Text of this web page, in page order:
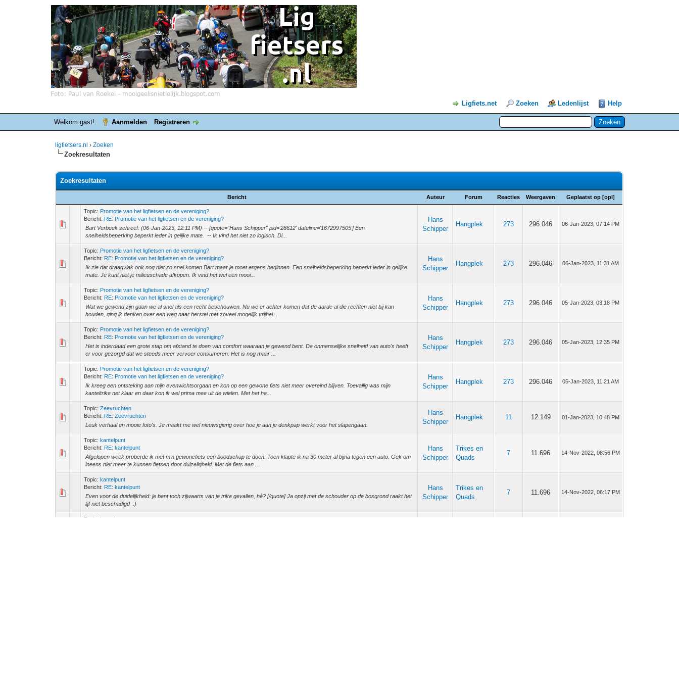
Ligfiets.net Zoeken Ledenlijst Help
Welkom gast! Aanmelden Registreren
ligfietsers.nl ›Zoeken
Zoekresultaten
Zoekresultaten
Bericht Auteur Forum Reacties Weergaven Geplaatst op [opl]
Topic: Promotie van het ligfietsen en de vereniging?
Bericht: RE: Promotie van het ligfietsen en de vereniging?
Bart Verbeek schreef: (06-Jan-2023, 12:11 PM) -- [quote="Hans Schipper" pid='28612' dateline='1672997505'] Een
snelheidsbeperking beperkt ieder in gelijke mate. -- Ik vind het niet zo logisch. Di...
Hans
Schipper
Hangplek 273 296.046 06-Jan-2023, 07:14 PM
Topic: Promotie van het ligfietsen en de vereniging?
Bericht: RE: Promotie van het ligfietsen en de vereniging?
Ik zie dat draagvlak ook nog niet zo snel komen Bart maar je moet ergens beginnen. Een snelheidsbeperking beperkt ieder in gelijke
mate. Je kunt niet je milieuschade afkopen. Ik vind het wel een mooi...
Hans
Schipper
Hangplek 273 296.046 06-Jan-2023, 11:31 AM
Topic: Promotie van het ligfietsen en de vereniging?
Bericht: RE: Promotie van het ligfietsen en de vereniging?
Wat we gewend zijn gaan we al snel als een recht beschouwen. Nu we er achter komen dat de aarde al die rechten niet bij kan
houden, ging ik denken over een weg naar herstel met zoveel mogelijk vrijhei...
Hans
Schipper
Hangplek 273 296.046 05-Jan-2023, 03:18 PM
Topic: Promotie van het ligfietsen en de vereniging?
Bericht: RE: Promotie van het ligfietsen en de vereniging?
Het is inderdaad een grote stap om afstand te doen van comfort waaraan je gewend bent. De onmenselijke snelheid van auto's heeft
er voor gezorgd dat we steeds meer vervoer consumeren. Het is nog maar ...
Hans
Schipper
Hangplek 273 296.046 05-Jan-2023, 12:35 PM
Topic: Promotie van het ligfietsen en de vereniging?
Bericht: RE: Promotie van het ligfietsen en de vereniging?
Ik kreeg een ontsteking aan mijn evenwichtsorgaan en kon op een gewone fiets niet meer overeind blijven. Toevallig was mijn
kanteltrike net klaar en daar kon ik wel prima mee uit de wielen. Met het he...
Hans
Schipper
Hangplek 273 296.046 05-Jan-2023, 11:21 AM
Topic:Zeevruchten
Bericht: RE: Zeevruchten
Leuk verhaal en mooie foto's. Je maakt me wel nieuwsgierig over hoe je aan je denkpap werkt voor het slapengaan.
Hans
Schipper
Hangplek 11 12.149 01-Jan-2023, 10:48 PM
Topic:kantelpunt
Bericht: RE: kantelpunt
Afgelopen week proberde ik met m'n gewonefiets een boodschap te doen. Toen klapte ik na 30 meter al bijna tegen een auto. Gek om
ineens niet meer te kunnen fietsen door duizeligheid. Met de fiets aan ...
Hans
Schipper
Trikes en
Quads
7 11.696 14-Nov-2022, 08:56 PM
Topic:kantelpunt
Bericht: RE: kantelpunt
Even voor de duidelijkheid: je bent toch zijwaarts van je trike gevallen, hè? [/quote] Ja opzij met de schouder op de bosgrond raakt het
lijf niet beschadigd :)
Hans
Schipper
Trikes en
Quads
7 11.696 14-Nov-2022, 06:17 PM
Topic:kantelpunt